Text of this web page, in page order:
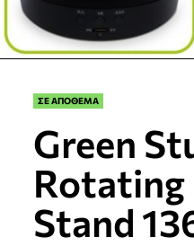
ΣΕ ΑΠΟΘΕΜΑ
Green
Rotating
Stand